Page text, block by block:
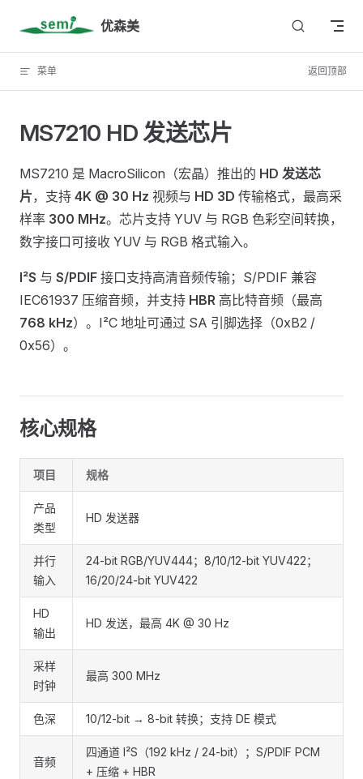
Skip to content 优森美
菜单 返回顶部
MS7210 HD 发送芯片
MS7210 是 MacroSilicon（宏晶）推出的 HD 发送芯
片，支持 4K @ 30 Hz 视频与 HD 3D 传输格式，最高采
样率 300 MHz。芯片支持 YUV 与 RGB 色彩空间转换，
数字接口可接收 YUV 与 RGB 格式输入。
I²S 与 S/PDIF 接口支持高清音频传输；S/PDIF 兼容
IEC61937 压缩音频，并支持 HBR 高比特音频（最高
768 kHz）。I²C 地址可通过 SA 引脚选择（0xB2 /
0x56）。
核心规格
项目 规格
产品
类型
HD 发送器
并行
输入
24-bit RGB/YUV444；8/10/12-bit YUV422；
16/20/24-bit YUV422
HD
输出
HD 发送，最高 4K @ 30 Hz
采样
时钟
最高 300 MHz
色深 10/12-bit → 8-bit 转换；支持 DE 模式
音频
四通道 I²S（192 kHz / 24-bit）；S/PDIF PCM
+ 压缩 + HBR